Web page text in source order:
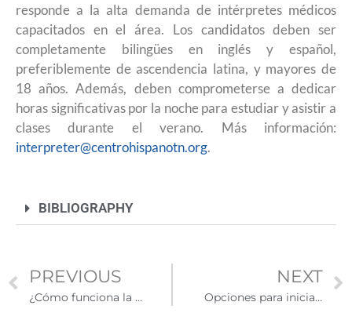
responde a la alta demanda de intérpretes médicos
capacitados en el área. Los candidatos deben ser
completamente bilingües en inglés y español,
preferiblemente de ascendencia latina, y mayores de
18 años. Además, deben comprometerse a dedicar
horas significativas por la noche para estudiar y asistir a
clases durante el verano. Más información:
interpreter@centrohispanotn.org.
BIBLIOGRAPHY
PREVIOUS
¿Cómo funciona la app CBP One y desde dónde se pueden agendar las citas?
NEXT
Opciones para iniciar un negocio en Estados Unidos sin ser ciudadano o residente